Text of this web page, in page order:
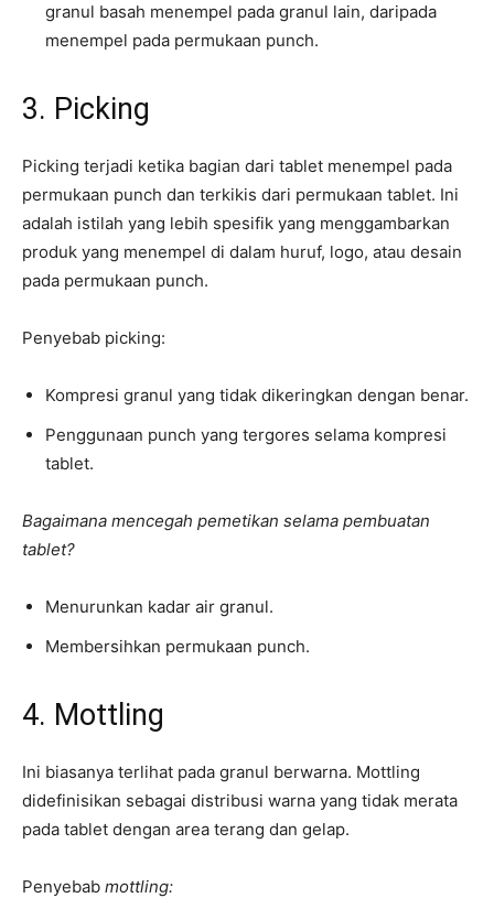
granul basah menempel pada granul lain, daripada
menempel pada permukaan punch.
3. Picking
Picking terjadi ketika bagian dari tablet menempel pada
permukaan punch dan terkikis dari permukaan tablet. Ini
adalah istilah yang lebih spesifik yang menggambarkan
produk yang menempel di dalam huruf, logo, atau desain
pada permukaan punch.
Penyebab picking:
Kompresi granul yang tidak dikeringkan dengan benar.
Penggunaan punch yang tergores selama kompresi
tablet.
Bagaimana mencegah pemetikan selama pembuatan
tablet?
Menurunkan kadar air granul.
Membersihkan permukaan punch.
4. Mottling
Ini biasanya terlihat pada granul berwarna. Mottling
didefinisikan sebagai distribusi warna yang tidak merata
pada tablet dengan area terang dan gelap.
Penyebab mottling: